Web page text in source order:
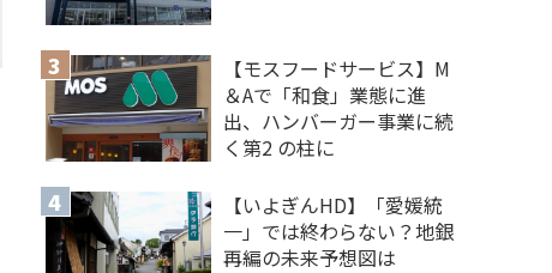
【モスフードサービス】M
＆Aで「和食」業態に進
出、ハンバーガー事業に続
く第2 の柱に
【いよぎんHD】「愛媛統
一」では終わらない？地銀
再編の未来予想図は